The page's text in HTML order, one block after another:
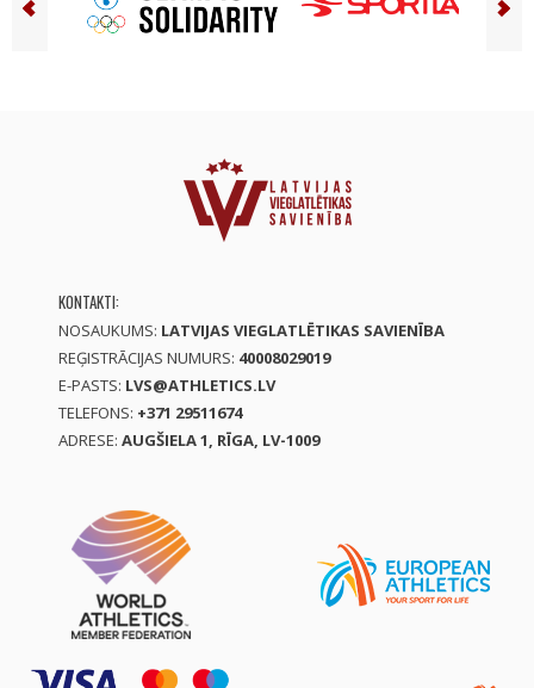
KONTAKTI:
NOSAUKUMS: LATVIJAS VIEGLATLĒTIKAS SAVIENĪBA
REĢISTRĀCIJAS NUMURS: 40008029019
E-PASTS: LVS@ATHLETICS.LV
TELEFONS: +371 29511674
ADRESE: AUGŠIELA 1, RĪGA, LV-1009